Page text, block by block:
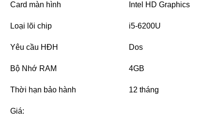
Card màn hình Intel HD Graphics
Loại lõi chip i5-6200U
Yêu cầu HĐH Dos
Bộ Nhớ RAM 4GB
Thời hạn bảo hành 12 tháng
Giá: